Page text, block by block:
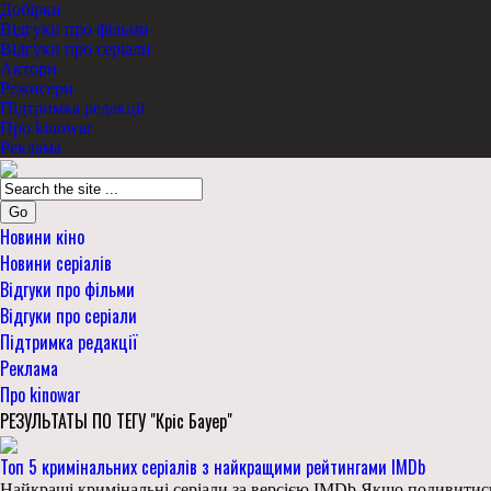
Добірки
Відгуки про фільми
Відгуки про серіали
Актори
Режисери
Підтримка редакції
Про kinowar
Реклама
Go
Новини кіно
Новини серіалів
Відгуки про фільми
Відгуки про серіали
Підтримка редакції
Реклама
Про kinowar
РЕЗУЛЬТАТЫ ПО ТЕГУ "Кріс Бауер"
Топ 5 кримінальних серіалів з найкращими рейтингами IMDb